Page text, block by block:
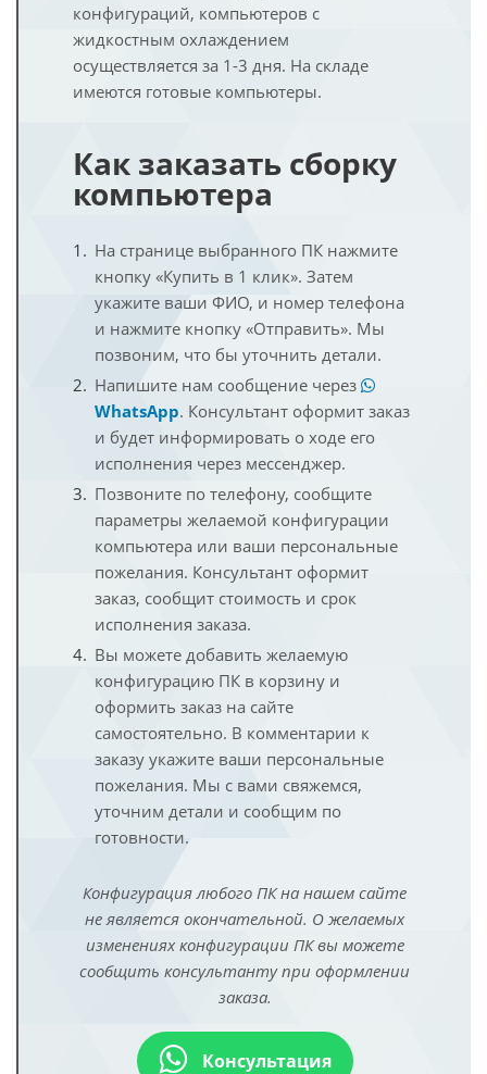
конфигураций, компьютеров с
жидкостным охлаждением
осуществляется за 1-3 дня. На складе
имеются готовые компьютеры.
Как заказать сборку
компьютера
На странице выбранного ПК нажмите
кнопку «Купить в 1 клик». Затем
укажите ваши ФИО, и номер телефона
и нажмите кнопку «Отправить». Мы
позвоним, что бы уточнить детали.
Напишите нам сообщение через
WhatsApp. Консультант оформит заказ
и будет информировать о ходе его
исполнения через мессенджер.
Позвоните по телефону, сообщите
параметры желаемой конфигурации
компьютера или ваши персональные
пожелания. Консультант оформит
заказ, сообщит стоимость и срок
исполнения заказа.
Вы можете добавить желаемую
конфигурацию ПК в корзину и
оформить заказ на сайте
самостоятельно. В комментарии к
заказу укажите ваши персональные
пожелания. Мы с вами свяжемся,
уточним детали и сообщим по
готовности.
Конфигурация любого ПК на нашем сайте
не является окончательной. О желаемых
изменениях конфигурации ПК вы можете
сообщить консультанту при оформлении
заказа.
Консультация